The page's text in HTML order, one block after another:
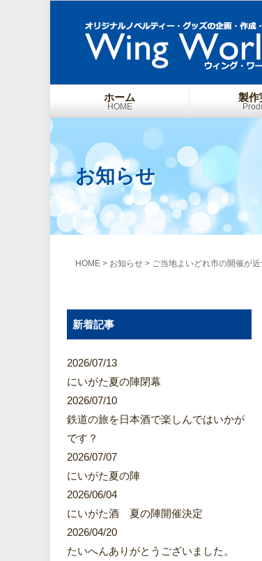
ホーム
HOME
製作
お知らせ
HOME > お知らせ > ご当地よいどれ市の開催が近
新着記事
2026/07/13
にいがた夏の陣閉幕
2026/07/10
鉄道の旅を日本酒で楽しんではいかが
です？
2026/07/07
にいがた夏の陣
2026/06/04
にいがた酒 夏の陣開催決定
2026/04/20
たいへんありがとうございました。